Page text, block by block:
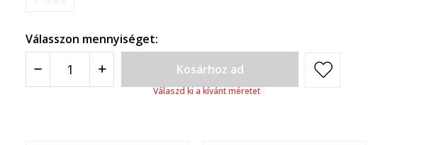
Válasszon mennyiséget:
Kosárhoz ad
Válaszd ki a kívánt méretet